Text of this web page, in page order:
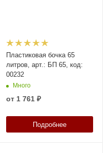
Пластиковая бочка 65
литров, арт.: БП 65, код:
00232
Много
от 1 761 ₽
Подробнее